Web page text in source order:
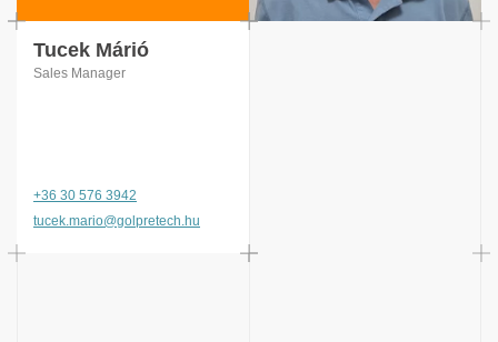
Tucek Márió
Sales Manager
+36 30 576 3942
tucek.mario@golpretech.hu